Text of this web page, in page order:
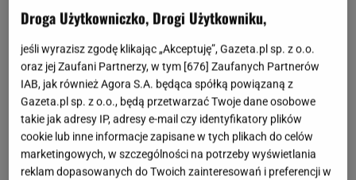
gorących dyskusji. Często też może być źródłem
wielu nerwów, jeśli odwiedzamy miejsce za granicą i
nie znamy lokalnych zwyczajów. Okazuje się, że to
właśnie napiwki są tymważnym kryterium, które
restauratorzy z Saint-Tropez biorą pod uwagę przy
tworzeniu swoich czarnych list turystów. Co więcej,
ich wymagania nie są małe.
Droga Użytkowniczko, Drogi Użytkowniku,
jeśli wyrazisz zgodę klikając „Akceptuję”, Gazeta.pl sp. z o.o.
oraz jej Zaufani Partnerzy, w tym [676] Zaufanych Partnerów
IAB, jak również Agora S.A. będąca spółką powiązaną z
Gazeta.pl sp. z o.o., będą przetwarzać Twoje dane osobowe
takie jak adresy IP, adresy e-mail czy identyfikatory plików
cookie lub inne informacje zapisane w tych plikach do celów
marketingowych, w szczególności na potrzeby wyświetlania
reklam dopasowanych do Twoich zainteresowań i preferencji w